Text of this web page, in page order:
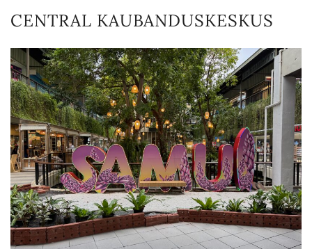
CENTRAL KAUBANDUSKESKUS